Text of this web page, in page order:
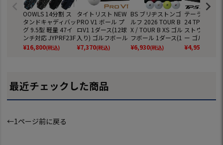
OOWLS 14分割 ス
タンドキャディバッ
グ 9.5型 軽量 47イ
ンチ対応 JYPRF23F
SB 【JYPER'Sオリ
ジナル商品】
¥16,800(税込)
タイトリスト NEW
PRO V1 ボール プ
ロV1 1ダース(12球
入り) ゴルフボール
2025年モデル TITL
EIST 日本正規品
¥7,370(税込)
BS ブリヂストンゴ
ルフ 2026 TOUR B
X / TOUR B XS ゴル
フボール 1ダース(1
2球入) ツアーB ゴ
ルフ 2026年モデル
¥6,930(税込)
テーラーメイ
24 TP5 TP5x
ストウレタン
ー ゴルフボー
ダース 全12
正規品
¥4,959
最近チェックした商品
←1ページ前に戻る